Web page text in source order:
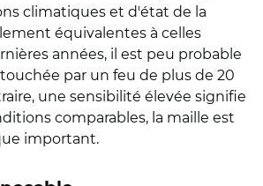
climatiques et d'état de la
équivalentes à celles
années, il est peu probable
par un feu de plus de 20
une sensibilité élevée signifie
comparables, la maille est
important.